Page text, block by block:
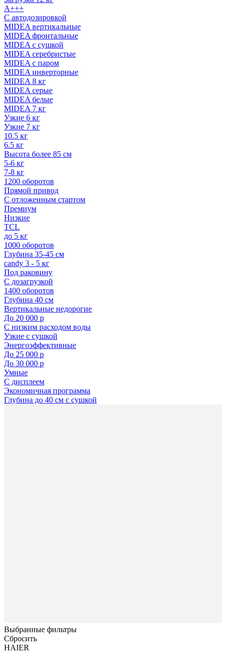
A+++
С автодозировкой
MIDEA вертикальные
MIDEA фронтальные
MIDEA с сушкой
MIDEA серебристые
MIDEA с паром
MIDEA инверторные
MIDEA 8 кг
MIDEA серые
MIDEA белые
MIDEA 7 кг
Узкие 6 кг
Узкие 7 кг
10.5 кг
6.5 кг
Высота более 85 см
5-6 кг
7-8 кг
1200 оборотов
Прямой привод
С отложенным стартом
Премиум
Низкие
TCL
до 5 кг
1000 оборотов
Глубина 35-45 см
candy 3 - 5 кг
Под раковину
С дозагрузкой
1400 оборотов
Глубина 40 см
Вертикальные недорогие
До 20 000 р
С низким расходом воды
Узкие с сушкой
Энергоэффективные
До 25 000 р
До 30 000 р
Умные
С дисплеем
Экономичная программа
Глубина до 40 см с сушкой
Выбранные фильтры
Сбросить
HAIER